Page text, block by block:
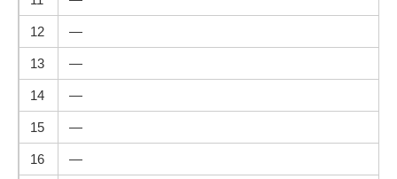
12 —
13 —
14 —
15 —
16 —